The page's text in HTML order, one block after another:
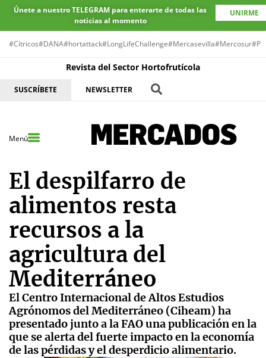
Únete a nuestro TELEGRAM para enterarte de todas las
noticias al momento
UNIRME
#Cítricos#DANA#hortattack#LongLifeChallenge#Mercasevilla#Mercosur
Revista del Sector Hortofrutícola
SUSCRÍBETE NEWSLETTER
Menú
El despilfarro de
alimentos resta
recursos a la
agricultura del
Mediterráneo
El Centro Internacional de Altos Estudios
Agrónomos del Mediterráneo (Ciheam) ha
presentado junto a la FAO una publicación en la
que se alerta del fuerte impacto en la economía
de las pérdidas y el desperdicio alimentario.